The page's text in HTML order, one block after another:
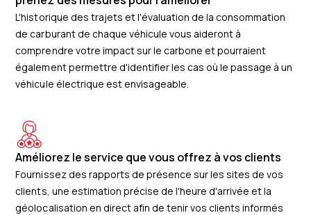
L'historique des trajets et l'évaluation de la consommation
de carburant de chaque véhicule vous aideront à
comprendre votre impact sur le carbone et pourraient
également permettre d'identifier les cas où le passage à un
véhicule électrique est envisageable.
Améliorez le service que vous offrez à vos clients
Fournissez des rapports de présence sur les sites de vos
clients, une estimation précise de l'heure d'arrivée et la
géolocalisation en direct afin de tenir vos clients informés